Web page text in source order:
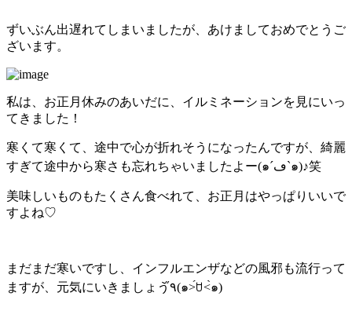
ずいぶん出遅れてしまいましたが、あけましておめでとうご
ざいます。
私は、お正月休みのあいだに、イルミネーションを見にいっ
てきました！
寒くて寒くて、途中で心が折れそうになったんですが、綺麗
すぎて途中から寒さも忘れちゃいましたよー(๑´ڡ`๑)♪笑
美味しいものもたくさん食べれて、お正月はやっぱりいいで
すよね♡
まだまだ寒いですし、インフルエンザなどの風邪も流行って
ますが、元気にいきましょう٩̋(๑˃́ꇴ˂̀๑)